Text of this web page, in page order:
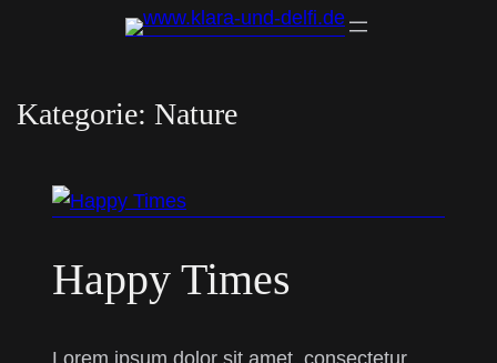
Kategorie: Nature
Happy Times